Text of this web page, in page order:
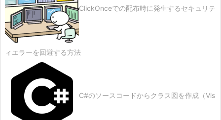
ClickOnceでの配布時に発生するセキュリテ
ィエラーを回避する方法
C#のソースコードからクラス図を作成（Vis